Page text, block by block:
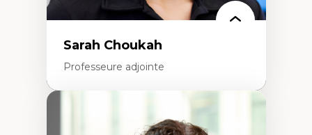
Sarah Choukah
Professeure adjointe
Démocratisation des nouvelles